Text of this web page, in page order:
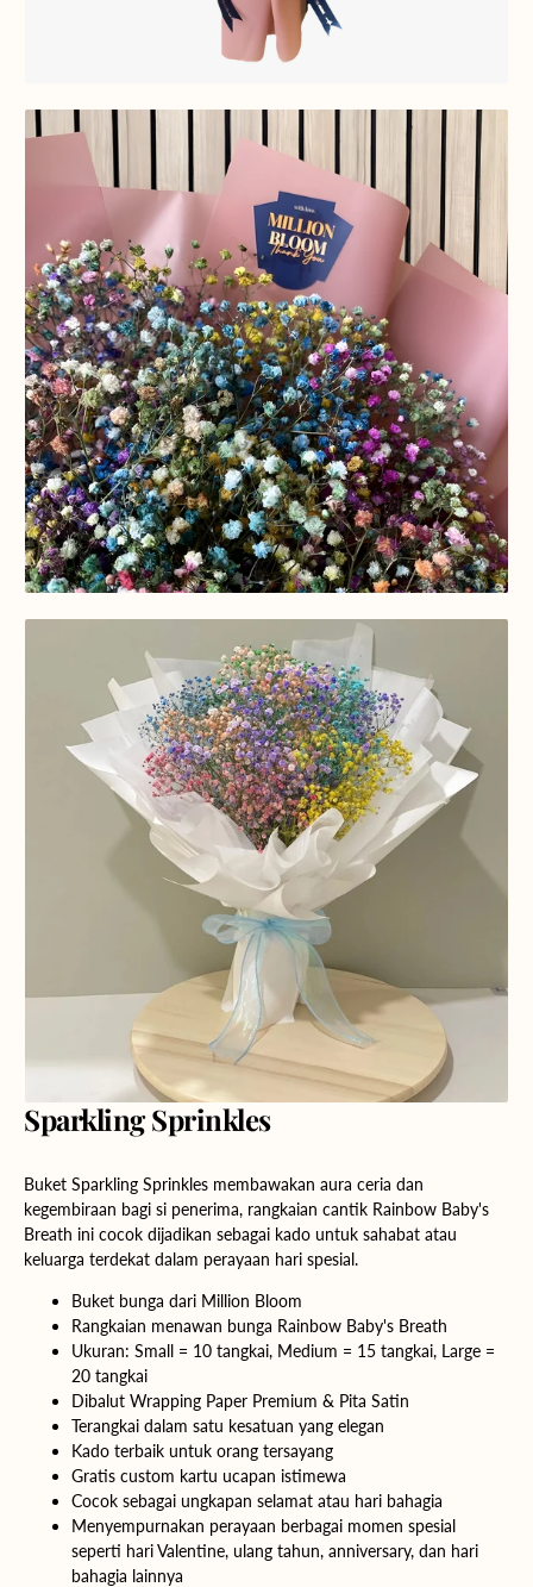
Sparkling Sprinkles
Buket Sparkling Sprinkles membawakan aura ceria dan
kegembiraan bagi si penerima, rangkaian cantik Rainbow Baby's
Breath ini cocok dijadikan sebagai kado untuk sahabat atau
keluarga terdekat dalam perayaan hari spesial.
Buket bunga dari Million Bloom
Rangkaian menawan bunga Rainbow Baby's Breath
Ukuran: Small = 10 tangkai, Medium = 15 tangkai, Large =
20 tangkai
Dibalut Wrapping Paper Premium & Pita Satin
Terangkai dalam satu kesatuan yang elegan
Kado terbaik untuk orang tersayang
Gratis custom kartu ucapan istimewa
Cocok sebagai ungkapan selamat atau hari bahagia
Menyempurnakan perayaan berbagai momen spesial
seperti hari Valentine, ulang tahun, anniversary, dan hari
bahagia lainnya